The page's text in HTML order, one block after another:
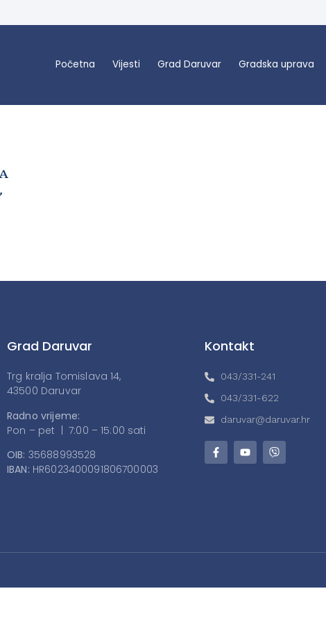
Početna Vijesti Grad Daruvar Gradska uprava
Grad Daruvar
Trg kralja Tomislava 14,
43500 Daruvar
Radno vrijeme:
Pon – pet | 7:00 – 15:00 sati
OIB: 35688993528
IBAN: HR6023400091806700003
Kontakt
043/331-241
043/331-622
daruvar@daruvar.hr